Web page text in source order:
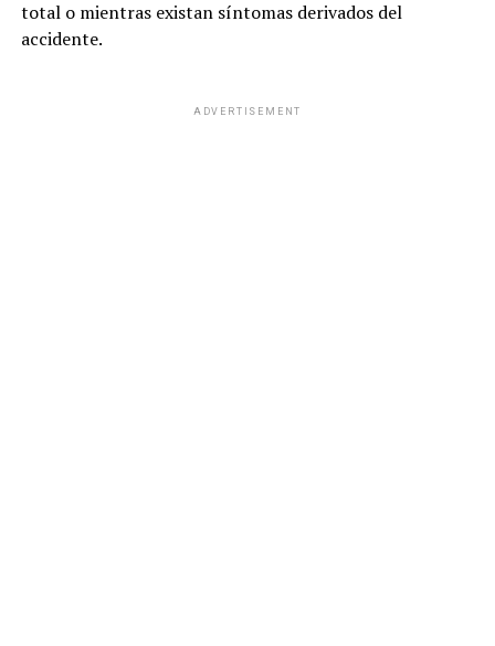
total o mientras existan síntomas derivados del
accidente.
ADVERTISEMENT